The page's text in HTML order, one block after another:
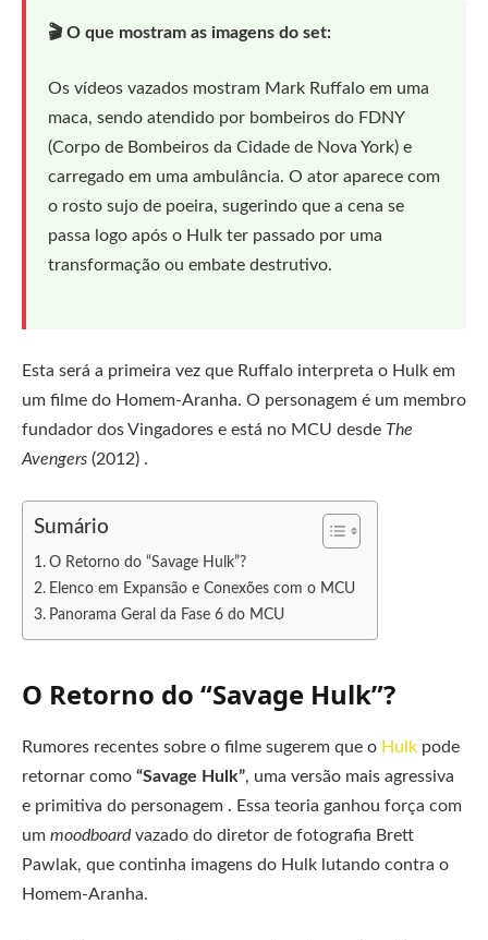
🎬 O que mostram as imagens do set:
Os vídeos vazados mostram Mark Ruffalo em uma
maca, sendo atendido por bombeiros do FDNY
(Corpo de Bombeiros da Cidade de Nova York) e
carregado em uma ambulância. O ator aparece com
o rosto sujo de poeira, sugerindo que a cena se
passa logo após o Hulk ter passado por uma
transformação ou embate destrutivo.
Esta será a primeira vez que Ruffalo interpreta o Hulk em
um filme do Homem-Aranha. O personagem é um membro
fundador dos Vingadores e está no MCU desde The
Avengers (2012) .
Sumário
O Retorno do “Savage Hulk”?
Elenco em Expansão e Conexões com o MCU
Panorama Geral da Fase 6 do MCU
O Retorno do “Savage Hulk”?
Rumores recentes sobre o filme sugerem que o Hulk pode
retornar como “Savage Hulk”, uma versão mais agressiva
e primitiva do personagem . Essa teoria ganhou força com
um moodboardvazado do diretor de fotografia Brett
Pawlak, que continha imagens do Hulk lutando contra o
Homem-Aranha.